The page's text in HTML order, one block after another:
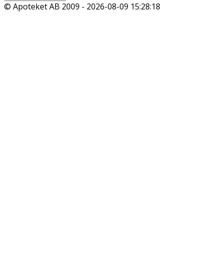
© Apoteket AB 2009 - 2026-08-09 15:28:18